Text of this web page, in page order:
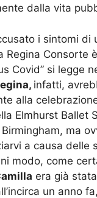
dalla vita
i sintomi di
Regina Consorte
Covid” si legge
infatti,
alla
Elmhurst Ballet
ma
a causa delle
modo, come
era già
un anno